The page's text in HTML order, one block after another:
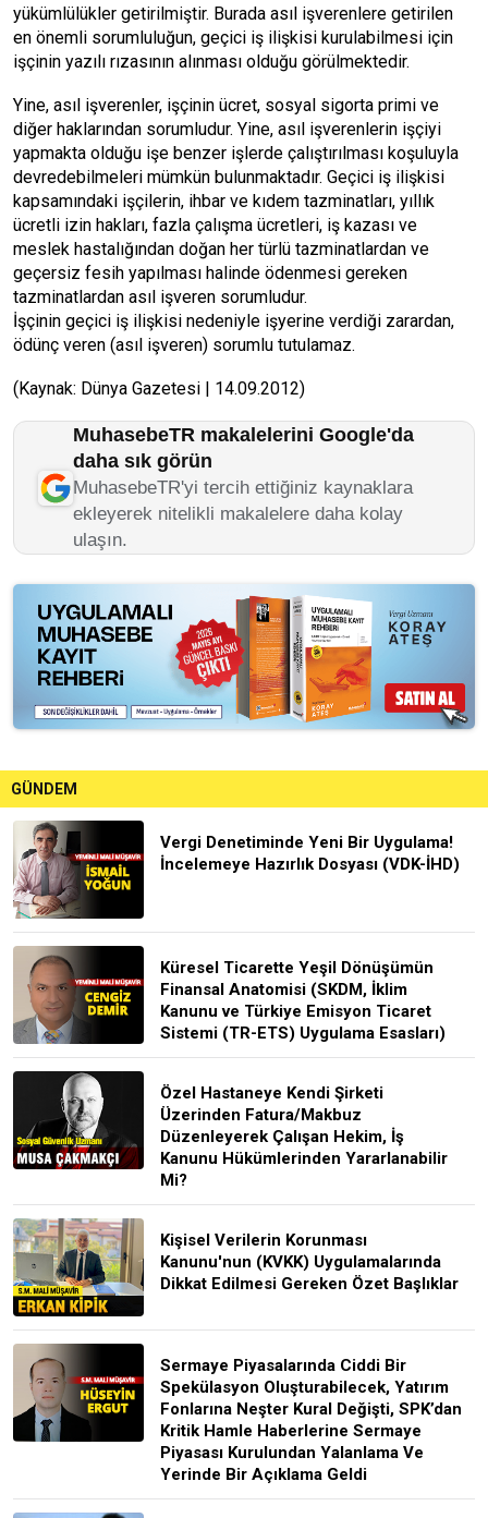
yükümlülükler getirilmiştir. Burada asıl işverenlere getirilen
en önemli sorumluluğun, geçici iş ilişkisi kurulabilmesi için
işçinin yazılı rızasının alınması olduğu görülmektedir.
Yine, asıl işverenler, işçinin ücret, sosyal sigorta primi ve
diğer haklarından sorumludur. Yine, asıl işverenlerin işçiyi
yapmakta olduğu işe benzer işlerde çalıştırılması koşuluyla
devredebilmeleri mümkün bulunmaktadır. Geçici iş ilişkisi
kapsamındaki işçilerin, ihbar ve kıdem tazminatları, yıllık
ücretli izin hakları, fazla çalışma ücretleri, iş kazası ve
meslek hastalığından doğan her türlü tazminatlardan ve
geçersiz fesih yapılması halinde ödenmesi gereken
tazminatlardan asıl işveren sorumludur.
İşçinin geçici iş ilişkisi nedeniyle işyerine verdiği zarardan,
ödünç veren (asıl işveren) sorumlu tutulamaz.
(Kaynak: Dünya Gazetesi | 14.09.2012)
MuhasebeTR makalelerini Google'da
daha sık görün
MuhasebeTR'yi tercih ettiğiniz kaynaklara
ekleyerek nitelikli makalelere daha kolay
ulaşın.
GÜNDEM
Vergi Denetiminde Yeni Bir Uygulama!
İncelemeye Hazırlık Dosyası (VDK-İHD)
Küresel Ticarette Yeşil Dönüşümün
Finansal Anatomisi (SKDM, İklim
Kanunu ve Türkiye Emisyon Ticaret
Sistemi (TR-ETS) Uygulama Esasları)
Özel Hastaneye Kendi Şirketi
Üzerinden Fatura/Makbuz
Düzenleyerek Çalışan Hekim, İş
Kanunu Hükümlerinden Yararlanabilir
Mi?
Kişisel Verilerin Korunması
Kanunu'nun (KVKK) Uygulamalarında
Dikkat Edilmesi Gereken Özet Başlıklar
Sermaye Piyasalarında Ciddi Bir
Spekülasyon Oluşturabilecek, Yatırım
Fonlarına Neşter Kural Değişti, SPK’dan
Kritik Hamle Haberlerine Sermaye
Piyasası Kurulundan Yalanlama Ve
Yerinde Bir Açıklama Geldi